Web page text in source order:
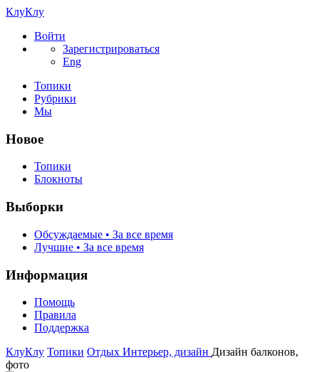
КлуКлу
Войти
Зарегистрироваться
Eng
Топики
Рубрики
Мы
Новое
Топики
Блокноты
Выборки
Обсуждаемые • За все время
Лучшие • За все время
Информация
Помощь
Правила
Поддержка
КлуКлу Топики Отдых Интерьер, дизайн Дизайн балконов,
фото